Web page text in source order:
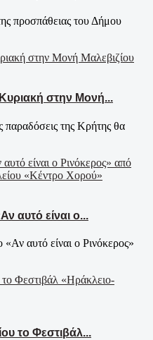
προσπάθειας του Δήμου
στην Μονή...
παραδόσεις της Κρήτης θα
αυτό είναι ο...
αυτό είναι ο Ρινόκερος»
το Φεστιβάλ...